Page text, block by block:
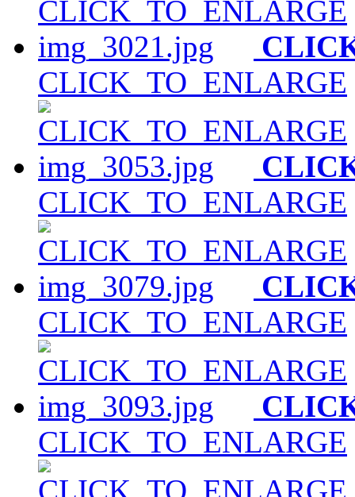
CLICK_TO_ENLARGE
CLICK_TO_ENLARGE
CLICK_TO_ENLARGE
CLICK_TO_ENLARGE